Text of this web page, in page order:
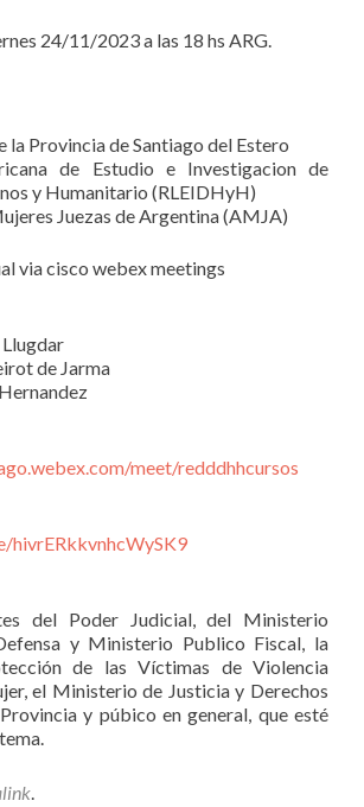
24/11/2023 a las 18 hs ARG.
la Provincia de Santiago del Estero
de Estudio e Investigacion de
y Humanitario (RLEIDHyH)
Juezas de Argentina (AMJA)
via cisco webex meetings
Llugdar
de Jarma
meet/redddhhcursos
hivrERkkvnhcWySK9
del Poder Judicial, del Ministerio
y Ministerio Publico Fiscal, la
de las Víctimas de Violencia
el Ministerio de Justicia y Derechos
y púbico en general, que esté
.